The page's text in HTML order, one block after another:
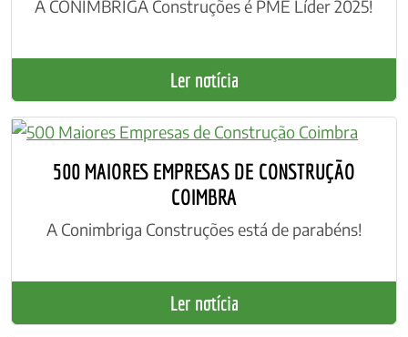
A CONIMBRIGA Construções é PME Líder 2025!
Ler notícia
​500 MAIORES EMPRESAS DE CONSTRUÇÃO
COIMBRA
A Conimbriga Construções está de parabéns!
Ler notícia